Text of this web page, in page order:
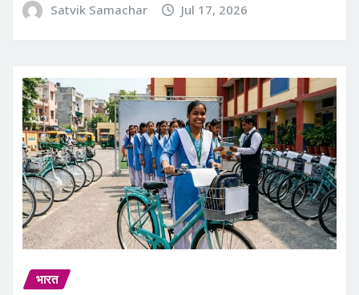
Satvik Samachar Jul 17, 2026
भारत